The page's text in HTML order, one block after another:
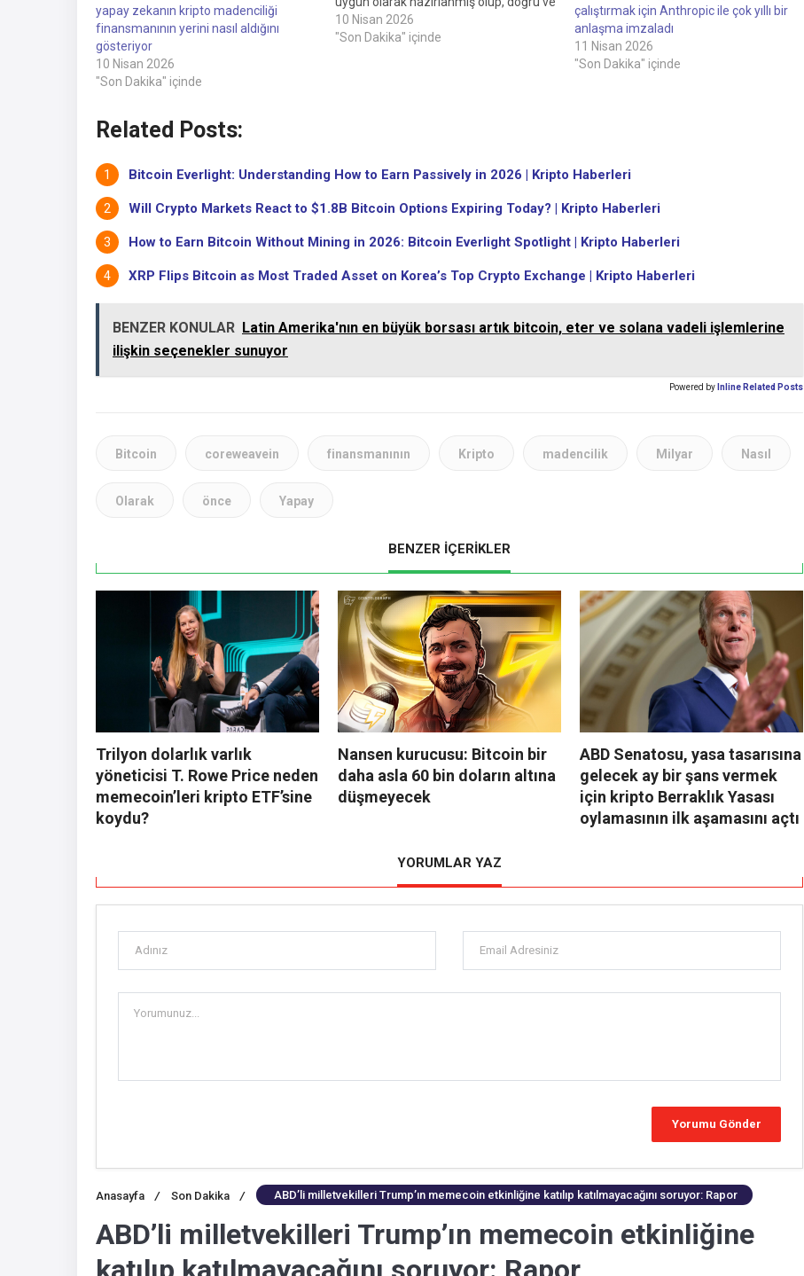
yapay zekanın kripto madenciliği
finansmanının yerini nasıl aldığını
gösteriyor
10 Nisan 2026
"Son Dakika" içinde
güncel bilgi sunmayı amaçlamaktadır.
Dinleyin0:00Haberler Cointelegraph
10 Nisan 2026
"Son Dakika" içinde
çalıştırmak için Anthropic ile çok yıllı bir
anlaşma imzaladı
11 Nisan 2026
"Son Dakika" içinde
Related Posts:
Bitcoin Everlight: Understanding How to Earn Passively in 2026 | Kripto Haberleri
Will Crypto Markets React to $1.8B Bitcoin Options Expiring Today? | Kripto Haberleri
How to Earn Bitcoin Without Mining in 2026: Bitcoin Everlight Spotlight | Kripto Haberleri
XRP Flips Bitcoin as Most Traded Asset on Korea’s Top Crypto Exchange | Kripto Haberleri
BENZER KONULAR Latin Amerika'nın en büyük borsası artık bitcoin, eter ve solana vadeli işlemlerine
ilişkin seçenekler sunuyor
Powered by Inline Related Posts
Bitcoin coreweavein finansmanının Kripto madencilik Milyar Nasıl
Olarak önce Yapay
BENZER İÇERİKLER
Trilyon dolarlık varlık
yöneticisi T. Rowe Price neden
memecoin’leri kripto ETF’sine
koydu?
Nansen kurucusu: Bitcoin bir
daha asla 60 bin doların altına
düşmeyecek
ABD Senatosu, yasa tasarısına
gelecek ay bir şans vermek
için kripto Berraklık Yasası
oylamasının ilk aşamasını açtı
YORUMLAR YAZ
Anasayfa / Son Dakika / ABD’li milletvekilleri Trump’ın memecoin etkinliğine katılıp katılmayacağını soruyor: Rapor
ABD’li milletvekilleri Trump’ın memecoin etkinliğine